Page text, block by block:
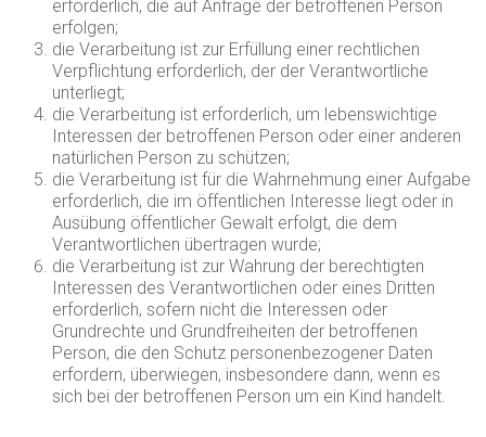
erforderlich, die auf Anfrage der betroffenen Person
erfolgen;
die Verarbeitung ist zur Erfüllung einer rechtlichen
Verpflichtung erforderlich, der der Verantwortliche
unterliegt;
die Verarbeitung ist erforderlich, um lebenswichtige
Interessen der betroffenen Person oder einer anderen
natürlichen Person zu schützen;
die Verarbeitung ist für die Wahrnehmung einer Aufgabe
erforderlich, die im öffentlichen Interesse liegt oder in
Ausübung öffentlicher Gewalt erfolgt, die dem
Verantwortlichen übertragen wurde;
die Verarbeitung ist zur Wahrung der berechtigten
Interessen des Verantwortlichen oder eines Dritten
erforderlich, sofern nicht die Interessen oder
Grundrechte und Grundfreiheiten der betroffenen
Person, die den Schutz personenbezogener Daten
erfordern, überwiegen, insbesondere dann, wenn es
sich bei der betroffenen Person um ein Kind handelt.